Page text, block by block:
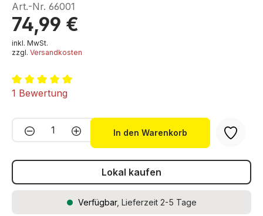
Art.-Nr. 66001
74,99 €
inkl. MwSt.
zzgl. Versandkosten
Durchschnittliche Bewertung von 5 von 5 Sternen
1 Bewertung
Produkt Anzahl: Gib den
In den Warenkorb
Lokal kaufen
Verfügbar, Lieferzeit 2-5 Tage